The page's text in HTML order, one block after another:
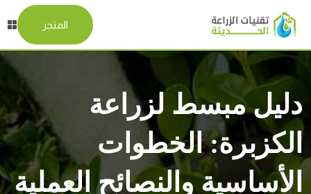
المتجر
دليل مبسط لزراعة
الكزبرة: الخطوات
الأساسية والنصائح العملية